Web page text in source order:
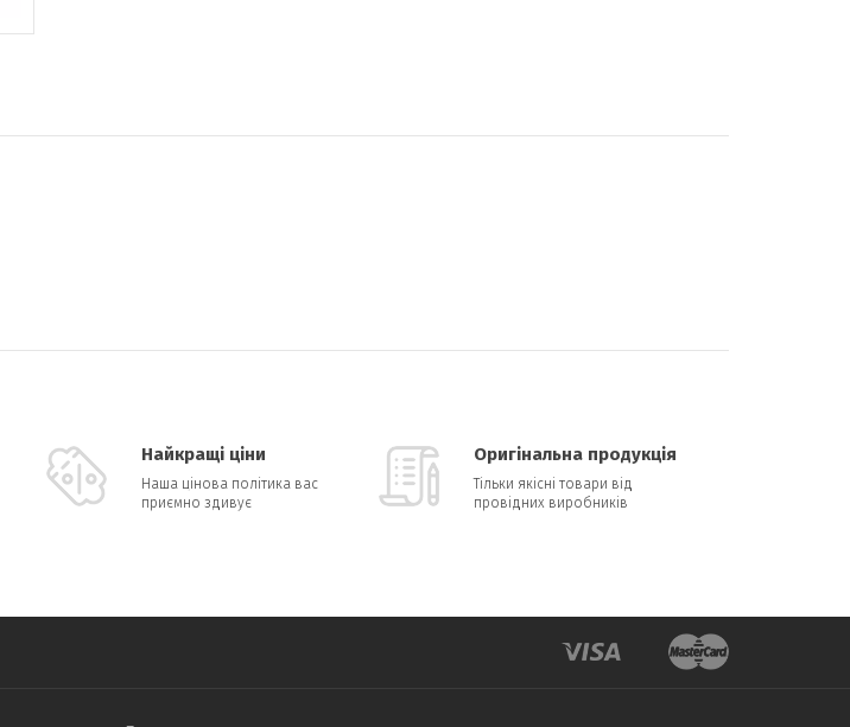
Найкращі ціни
Наша цінова політика вас
приємно здивує
Оригінальна продукція
Тільки якісні товари від
провідних виробників